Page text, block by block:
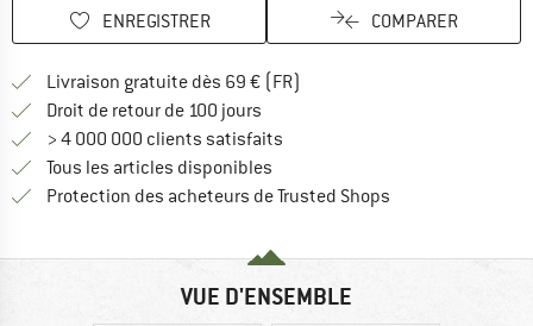
ENREGISTRER COMPARER
Livraison gratuite dès 69 € (FR)
Droit de retour de 100 jours
> 4 000 000 clients satisfaits
Tous les articles disponibles
Protection des acheteurs de Trusted Shops
VUE D'ENSEMBLE